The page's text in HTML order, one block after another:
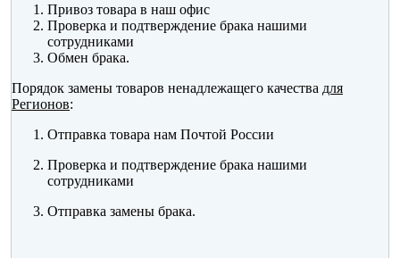
Привоз товара в наш офис
Проверка и подтверждение брака нашими
сотрудниками
Обмен брака.
Порядок замены товаров ненадлежащего качества для
Регионов:
Отправка товара нам Почтой России
Проверка и подтверждение брака нашими
сотрудниками
Отправка замены брака.